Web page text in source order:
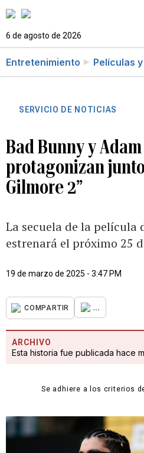
6 de agosto de 2026
Entretenimiento Películas
SERVICIO DE NOTICIAS
Bad Bunny y
protagonizan
Gilmore 2”
La secuela de la película
estrenará el próximo 25
19 de marzo de 2025 - 3:47 PM
COMPARTIR ...
ARCHIVO
Esta historia fue publicada hace
Se adhiere a los criterios